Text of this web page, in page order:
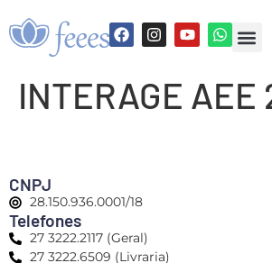
INTERAGE AEE
CNPJ
28.150.936.0001/18
Telefones
27 3222.2117 (Geral)
27 3222.6509 (Livraria)